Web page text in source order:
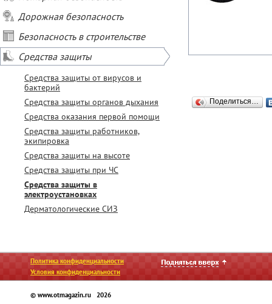
Дорожная безопасность
Безопасность в строительстве
Средства защиты
Средства защиты от вирусов и
бактерий
Средства защиты органов дыхания
Средства оказания первой помощи
Средства защиты работников,
экипировка
Средства защиты на высоте
Средства защиты при ЧС
Средства защиты в
электроустановках
Дерматологические СИЗ
Поделиться…
Политика конфиденциальности
Условия конфиденциальности
© www.otmagazin.ru 2026